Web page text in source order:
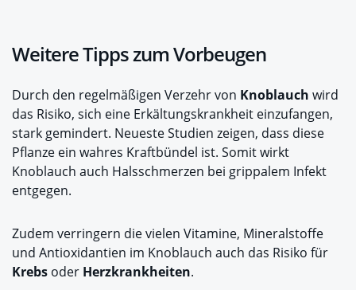
Weitere Tipps zum Vorbeugen
Durch den regelmäßigen Verzehr von Knoblauch wird
das Risiko, sich eine Erkältungskrankheit einzufangen,
stark gemindert. Neueste Studien zeigen, dass diese
Pflanze ein wahres Kraftbündel ist. Somit wirkt
Knoblauch auch Halsschmerzen bei grippalem Infekt
entgegen.
Zudem verringern die vielen Vitamine, Mineralstoffe
und Antioxidantien im Knoblauch auch das Risiko für
Krebs oder Herzkrankheiten.